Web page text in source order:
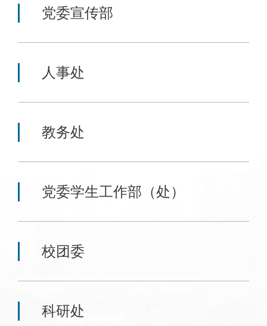
党委宣传部
人事处
教务处
党委学生工作部（处）
校团委
科研处